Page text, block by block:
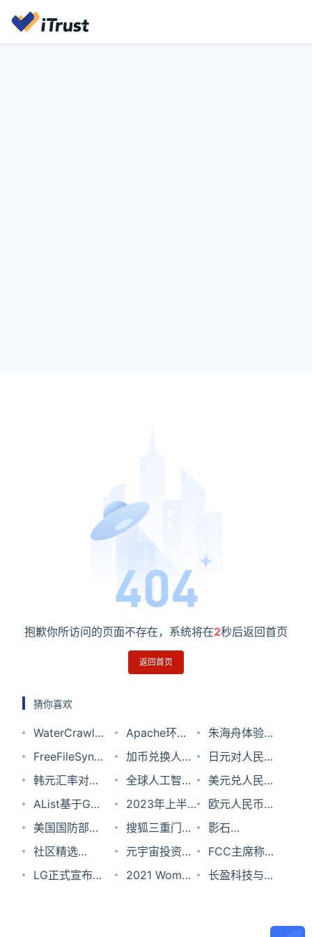
抱歉你所访问的页面不存在，系统将在2秒后返回首页
返回首页
猜你喜欢
WaterCrawl
开源爬虫神器
碾压传统工具
Apache环境
安装SSL数字
证书教程
朱海舟体验罗
永浩旗下AI助
理J1
Assistant：原
汁原味的锤科
风格
FreeFileSync
开源文件夹同
步备份软件工
具
加币兑换人民
币汇率2024
年2月28日
日元对人民币
汇率2024年2
月27日
韩元汇率对人
民币2023年
12月25日
全球人工智能
国家领导力对
比评估
美元兑人民币
汇率2023年9
月12日
AList基于Go
开源的多文件
存储神器
2023年上半
年国外网络安
全领域综述
欧元人民币汇
率2023年6月
3日
美国国防部发
布2022年
《国防部制造
搜狐三重门：
时代“宠儿”到
风口“弃子”
影石
Insta360
Link 动手玩：
网络摄像头更
社区精选
|CSS 也可以
元宇宙投资避
坑指南
FCC主席称有
信心解决5G
航空安全干扰
LG正式宣布退
2021 Women
长盈科技与统